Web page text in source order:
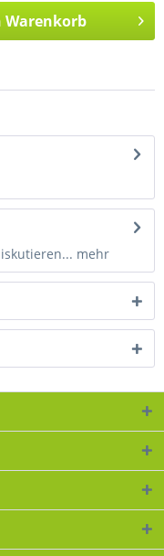
Warenkorb
mehr